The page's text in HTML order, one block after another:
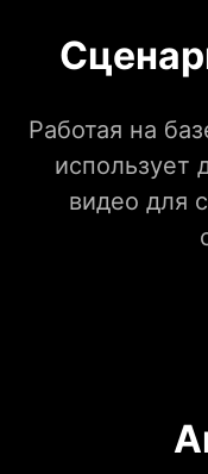
Работая на
использует
видео для